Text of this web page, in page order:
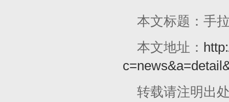
本文标题：手
本文地址：
转载请注明出